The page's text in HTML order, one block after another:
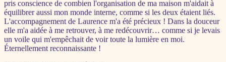
pris conscience de combien l'organisation de ma maison m'aidait à
équilibrer aussi mon monde interne, comme si les deux étaient liés.
L'accompagnement de Laurence m'a été précieux ! Dans la douceur
elle m'a aidée à me retrouver, à me redécouvrir… comme si je levais
un voile qui m'empêchait de voir toute la lumière en moi.
Éternellement reconnaissante !